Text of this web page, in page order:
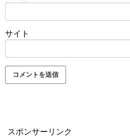
サイト
スポンサーリンク